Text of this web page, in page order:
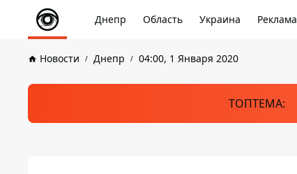
Днепр Область Украина Реклама
Новости Днепр 04:00, 1 Января 2020
ТОПТЕМА: